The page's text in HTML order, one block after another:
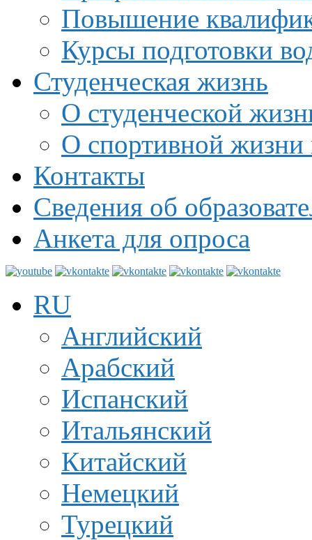
Повышение
Курсы подготовки
Студенческая жизнь
О студенческой
О спортивной жизни
Контакты
Сведения об
Анкета для опроса
RU
Английский
Арабский
Испанский
Итальянский
Китайский
Немецкий
Турецкий